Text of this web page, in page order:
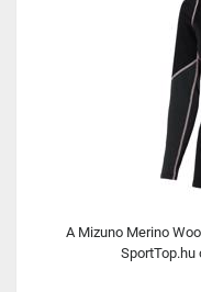
A Mizuno Merino
SportTop.hu